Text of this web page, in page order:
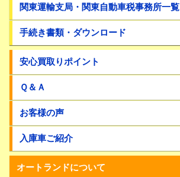
関東運輸支局・関東自動車税事務所一覧
手続き書類・ダウンロード
安心買取りポイント
Ｑ＆Ａ
お客様の声
入庫車ご紹介
オートランドについて